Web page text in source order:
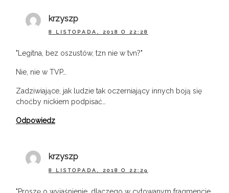
krzyszp
8 LISTOPADA, 2018 O 22:28
"Legitna, bez oszustów, tzn nie w tvn?"
Nie, nie w TVP…
Zadziwiające, jak ludzie tak oczerniający innych boją się
choćby nickiem podpisać…
Odpowiedz
krzyszp
8 LISTOPADA, 2018 O 22:29
"Proszę o wyjaśnienie, dlaczego w cytowanym fragmencie